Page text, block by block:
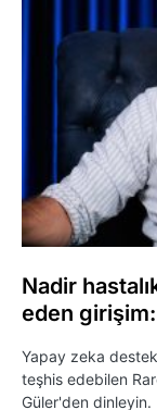
Nadir
eden
Yapay zeka
teşhis edebilen
Güler'den dinleyin.